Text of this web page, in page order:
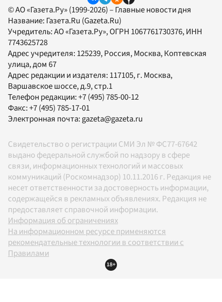
© АО «Газета.Ру» (1999-2026) – Главные новости дня
Название: Газета.Ru (Gazeta.Ru)
Учредитель:АО «Газета.Ру», ОГРН 1067761730376, ИНН
7743625728
Адрес учредителя: 125239, Россия, Москва, Коптевская
улица, дом 67
Адрес редакции и издателя: 117105, г. Москва,
Варшавское шоссе, д.9, стр.1
Телефон редакции:+7 (495) 785-00-12
Факс:+7 (495) 785-17-01
Электронная почта: gazeta@gazeta.ru
Свидетельство о регистрации СМИ Эл № ФС77-67642
выдано федеральной службой по надзору в сфере
связи, информационных технологий и массовых
коммуникаций (Роскомнадзор) 10.11.2016 г. Редакция не
несет ответственности за достоверность информации,
содержащейся в рекламных объявлениях. Редакция не
предоставляет справочной информации.
Информация об ограничениях
На информационном ресурсе применяются
рекомендательные технологии в соответствии с
Правилами
18+